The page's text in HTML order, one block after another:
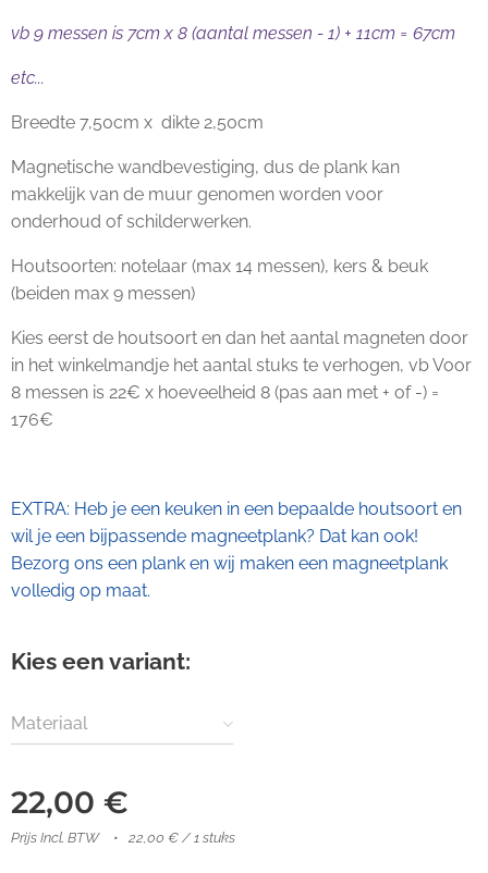
vb 9 messen is 7cm x 8 (aantal messen - 1) + 11cm = 67cm
etc...
Breedte 7,50cm x dikte 2,50cm
Magnetische wandbevestiging, dus de plank kan
makkelijk van de muur genomen worden voor
onderhoud of schilderwerken.
Houtsoorten: notelaar (max 14 messen), kers & beuk
(beiden max 9 messen)
Kies eerst de houtsoort en dan het aantal magneten door
in het winkelmandje het aantal stuks te verhogen, vb Voor
8 messen is 22€ x hoeveelheid 8 (pas aan met + of -) =
176€
EXTRA: Heb je een keuken in een bepaalde houtsoort en
wil je een bijpassende magneetplank? Dat kan ook!
Bezorg ons een plank en wij maken een magneetplank
volledig op maat.
Kies een variant:
Materiaal
22,00 €
Prijs Incl. BTW 22,00 € / 1 stuks